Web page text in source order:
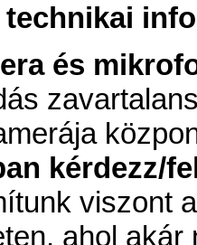
és
kérdezz/
viszont
ahol akár